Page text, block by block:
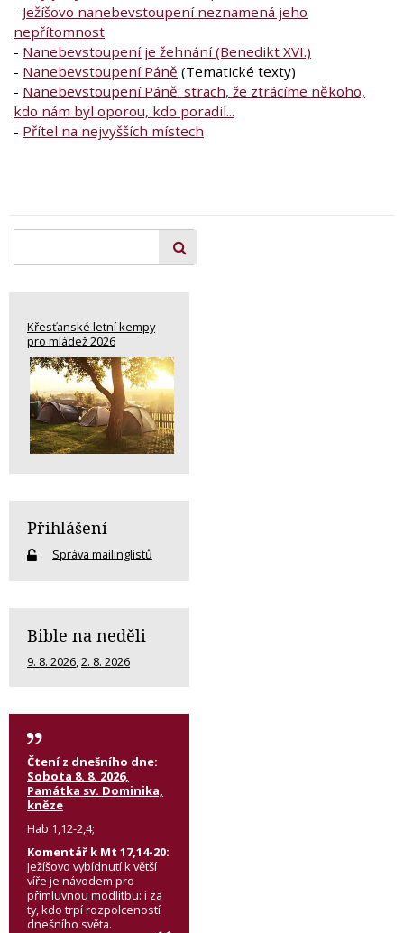
- Ježíšovo nanebevstoupení neznamená jeho
nepřítomnost
- Nanebevstoupení je žehnání (Benedikt XVI.)
- Nanebevstoupení Páně (Tematické texty)
- Nanebevstoupení Páně: strach, že ztrácíme někoho,
kdo nám byl oporou, kdo poradil...
- Přítel na nejvyšších místech
Křesťanské letní kempy
pro mládež 2026
Přihlášení
Správa mailinglistů
Bible na neděli
9. 8. 2026 2. 8. 2026
Čtení z dnešního dne:
Sobota 8. 8. 2026,
Památka sv. Dominika,
kněze
Hab 1,12-2,4;
Komentář k Mt 17,14-20:
Ježíšovo vybídnutí k větší
víře je návodem pro
přímluvnou modlitbu: i za
ty, kdo trpí rozpolceností
dnešního světa.